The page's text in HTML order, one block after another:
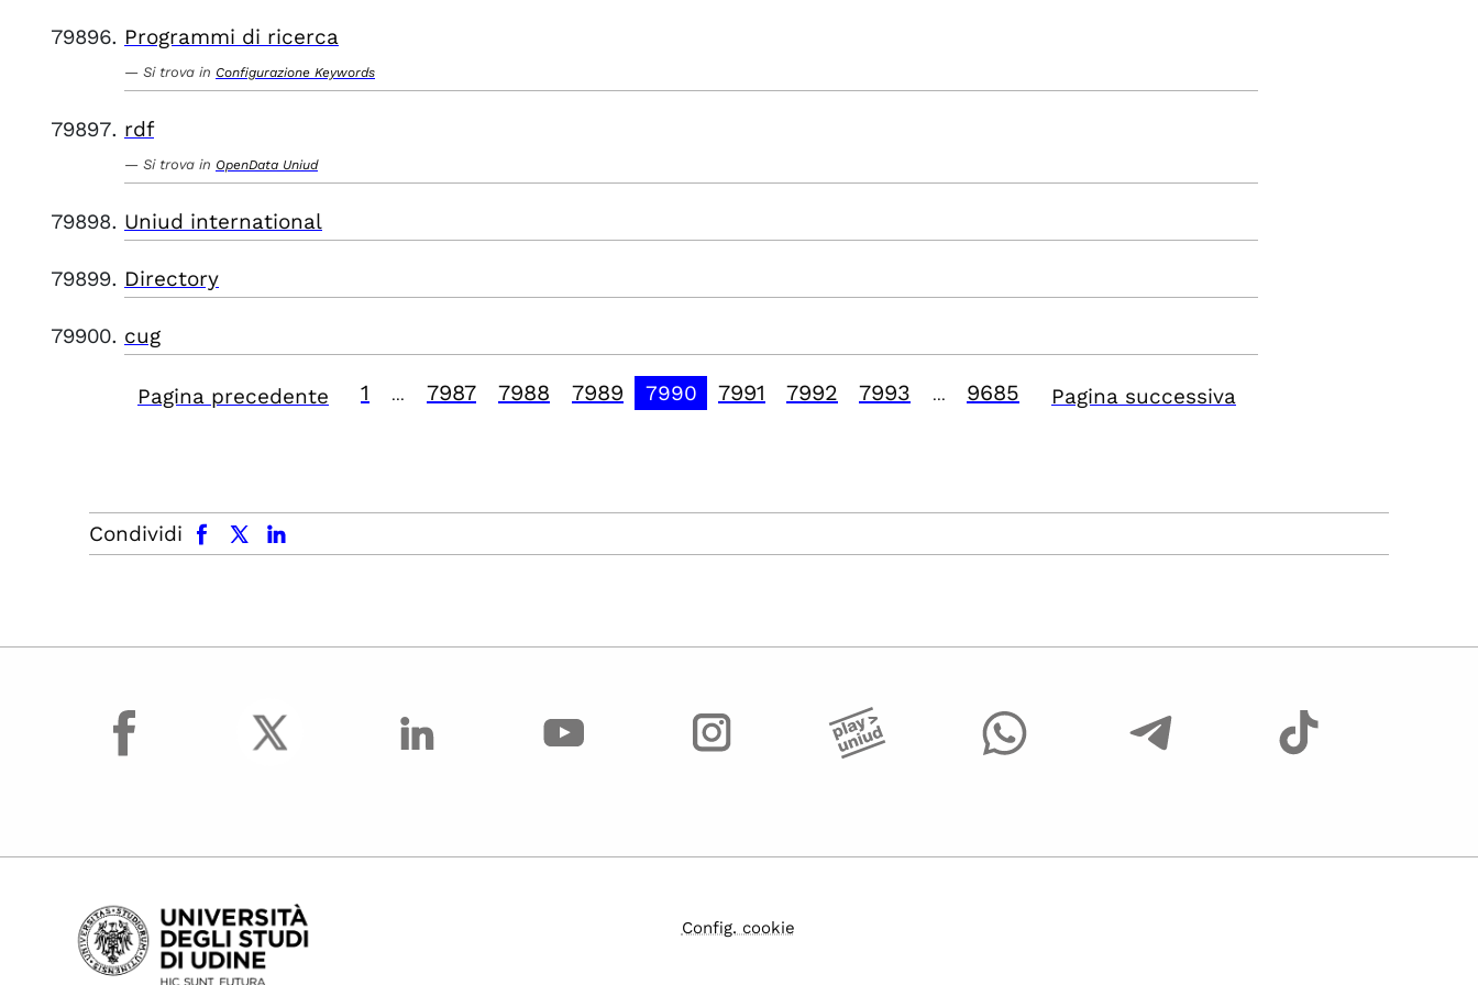
Programmi di ricerca
Si trova in Configurazione Keywords
rdf
Si trova in OpenData Uniud
Uniud international
Directory
cug
Pagina precedente 1 7987 7988 7989 7990 7991 7992 7993 9685 Pagina successiva
Condividi
facebook x.com linkedin
facebook
Config. cookie